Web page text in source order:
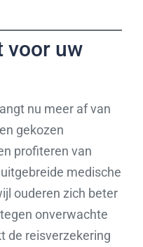
voor uw
nu meer af van
gekozen
profiteren van
medische
ouderen zich beter
onverwachte
de reisverzekering